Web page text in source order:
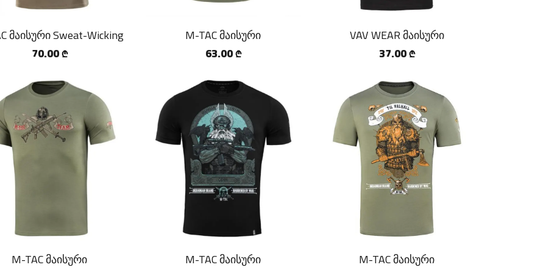
მაისური Sweat-Wicking
70.00 ₾
M-TAC მაისური
63.00 ₾
VAV WEAR მაისური
37.00 ₾
M-TAC მაისური
M-TAC მაისური
M-TAC მაისური